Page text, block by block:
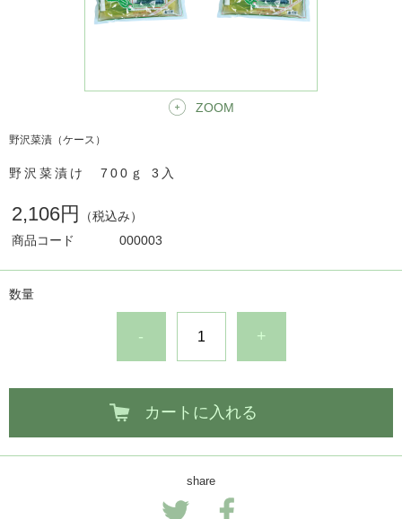
ZOOM
野沢菜漬（ケース）
野沢菜漬け 700ｇ 3入
2,106円
（税込み）
商品コード
000003
数量
- +
カートに入れる
share